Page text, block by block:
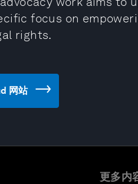
focus on
rights.
网站
更多内